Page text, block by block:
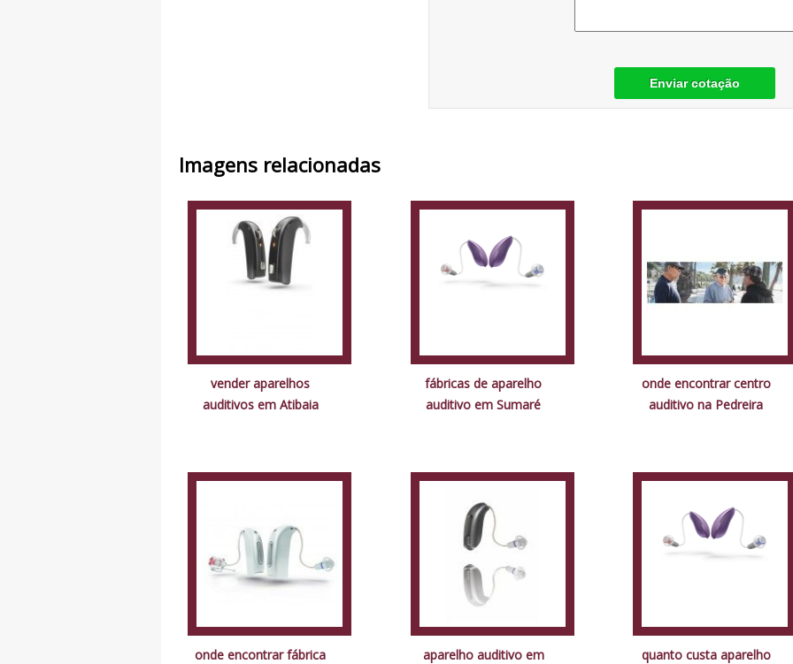
Enviar cotação
Imagens relacionadas
vender aparelhos
auditivos em Atibaia
fábricas de aparelho
auditivo em Sumaré
onde encontrar centro
auditivo na Pedreira
onde encontrar fábrica
aparelho auditivo em
quanto custa aparelho